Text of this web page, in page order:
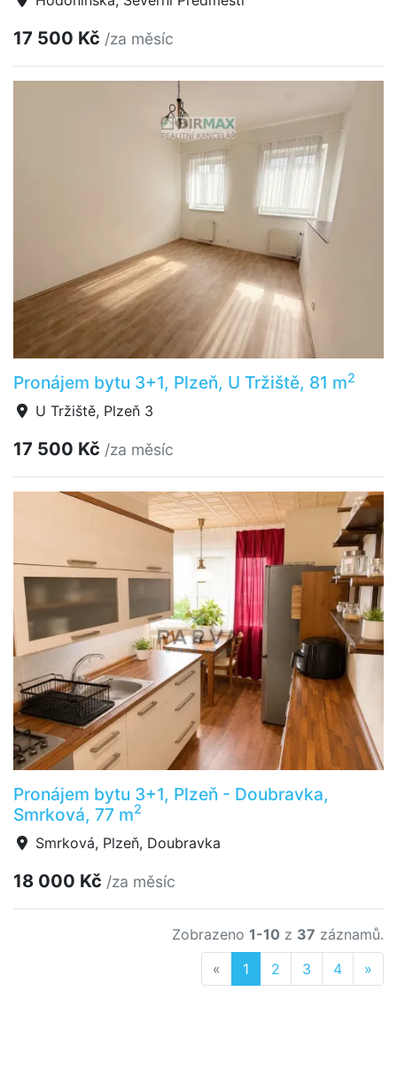
17 500 Kč /za měsíc
Pronájem bytu 3+1, Plzeň, U Tržiště, 81 m2
U Tržiště, Plzeň 3
17 500 Kč /za měsíc
Pronájem bytu 3+1, Plzeň - Doubravka,
Smrková, 77 m2
Smrková, Plzeň, Doubravka
18 000 Kč /za měsíc
Zobrazeno 1-10 z 37 záznamů.
« Previous
1 2 3 4 »